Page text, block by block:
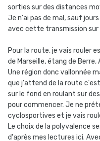
sorties sur des distances
Je n'ai pas de mal, sauf
avec cette transmission sur
Pour la route, je vais rouler
de Marseille, étang de Berre,
Une région donc vallonnée
que j'attend de la route
sur le fond en roulant sur
pour commencer. Je ne
cyclosportives et je vais
Le choix de la polyvalence
d'après mes lectures ici.